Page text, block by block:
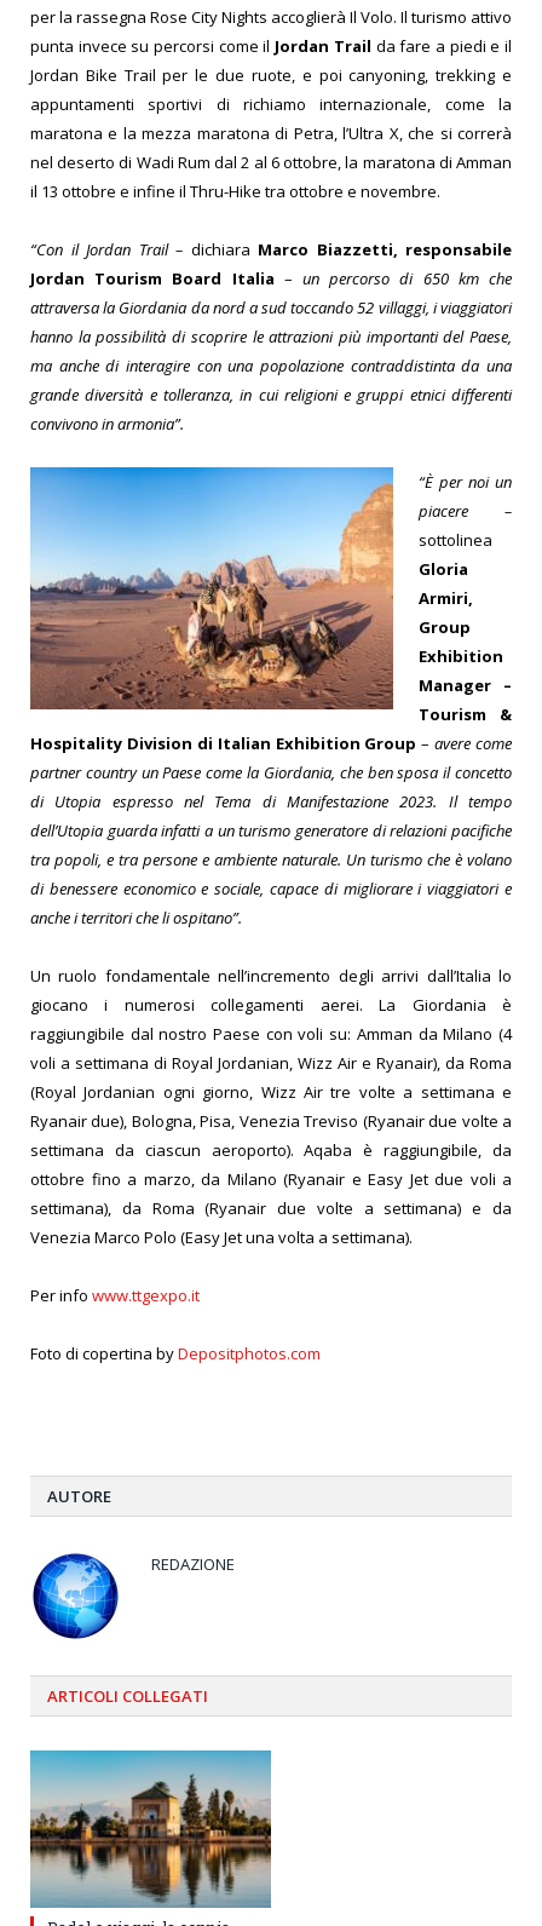
per la rassegna Rose City Nights accoglierà Il Volo. Il turismo attivo
punta invece su percorsi come il Jordan Trail da fare a piedi e il
Jordan Bike Trail per le due ruote, e poi canyoning, trekking e
appuntamenti sportivi di richiamo internazionale, come la
maratona e la mezza maratona di Petra, l’Ultra X, che si correrà
nel deserto di Wadi Rum dal 2 al 6 ottobre, la maratona di Amman
il 13 ottobre e infine il Thru-Hike tra ottobre e novembre.
“Con il Jordan Trail – dichiara Marco Biazzetti, responsabile
Jordan Tourism Board Italia –un percorso di 650 km che
attraversa la Giordania da nord a sud toccando 52 villaggi, i viaggiatori
hanno la possibilità di scoprire le attrazioni più importanti del Paese,
ma anche di interagire con una popolazione contraddistinta da una
grande diversità e tolleranza, in cui religioni e gruppi etnici differenti
convivono in armonia”.
“È per noi un
piacere –
sottolinea
Gloria
Armiri,
Group
Exhibition
Manager –
Tourism &
Hospitality Division di Italian Exhibition Group – avere come
partner country un Paese come la Giordania, che ben sposa il concetto
di Utopia espresso nel Tema di Manifestazione 2023. Il tempo
dell’Utopia guarda infatti a un turismo generatore di relazioni pacifiche
tra popoli, e tra persone e ambiente naturale. Un turismo che è volano
di benessere economico e sociale, capace di migliorare i viaggiatori e
anche i territori che li ospitano”.
Un ruolo fondamentale nell’incremento degli arrivi dall’Italia lo
giocano i numerosi collegamenti aerei. La Giordania è
raggiungibile dal nostro Paese con voli su: Amman da Milano (4
voli a settimana di Royal Jordanian, Wizz Air e Ryanair), da Roma
(Royal Jordanian ogni giorno, Wizz Air tre volte a settimana e
Ryanair due), Bologna, Pisa, Venezia Treviso (Ryanair due volte a
settimana da ciascun aeroporto). Aqaba è raggiungibile, da
ottobre fino a marzo, da Milano (Ryanair e Easy Jet due voli a
settimana), da Roma (Ryanair due volte a settimana) e da
Venezia Marco Polo (Easy Jet una volta a settimana).
Per info www.ttgexpo.it
Foto di copertina byDepositphotos.com
AUTORE
REDAZIONE
ARTICOLI COLLEGATI